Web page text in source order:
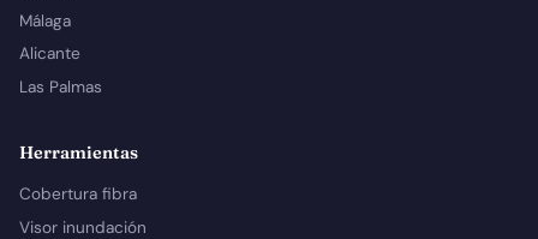
Málaga
Alicante
Las Palmas
Herramientas
Cobertura fibra
Visor inundación